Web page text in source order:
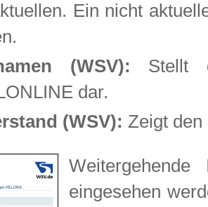
Ein nicht
(WSV): Stellt
dar.
(WSV): Zeigt den
eingesehen